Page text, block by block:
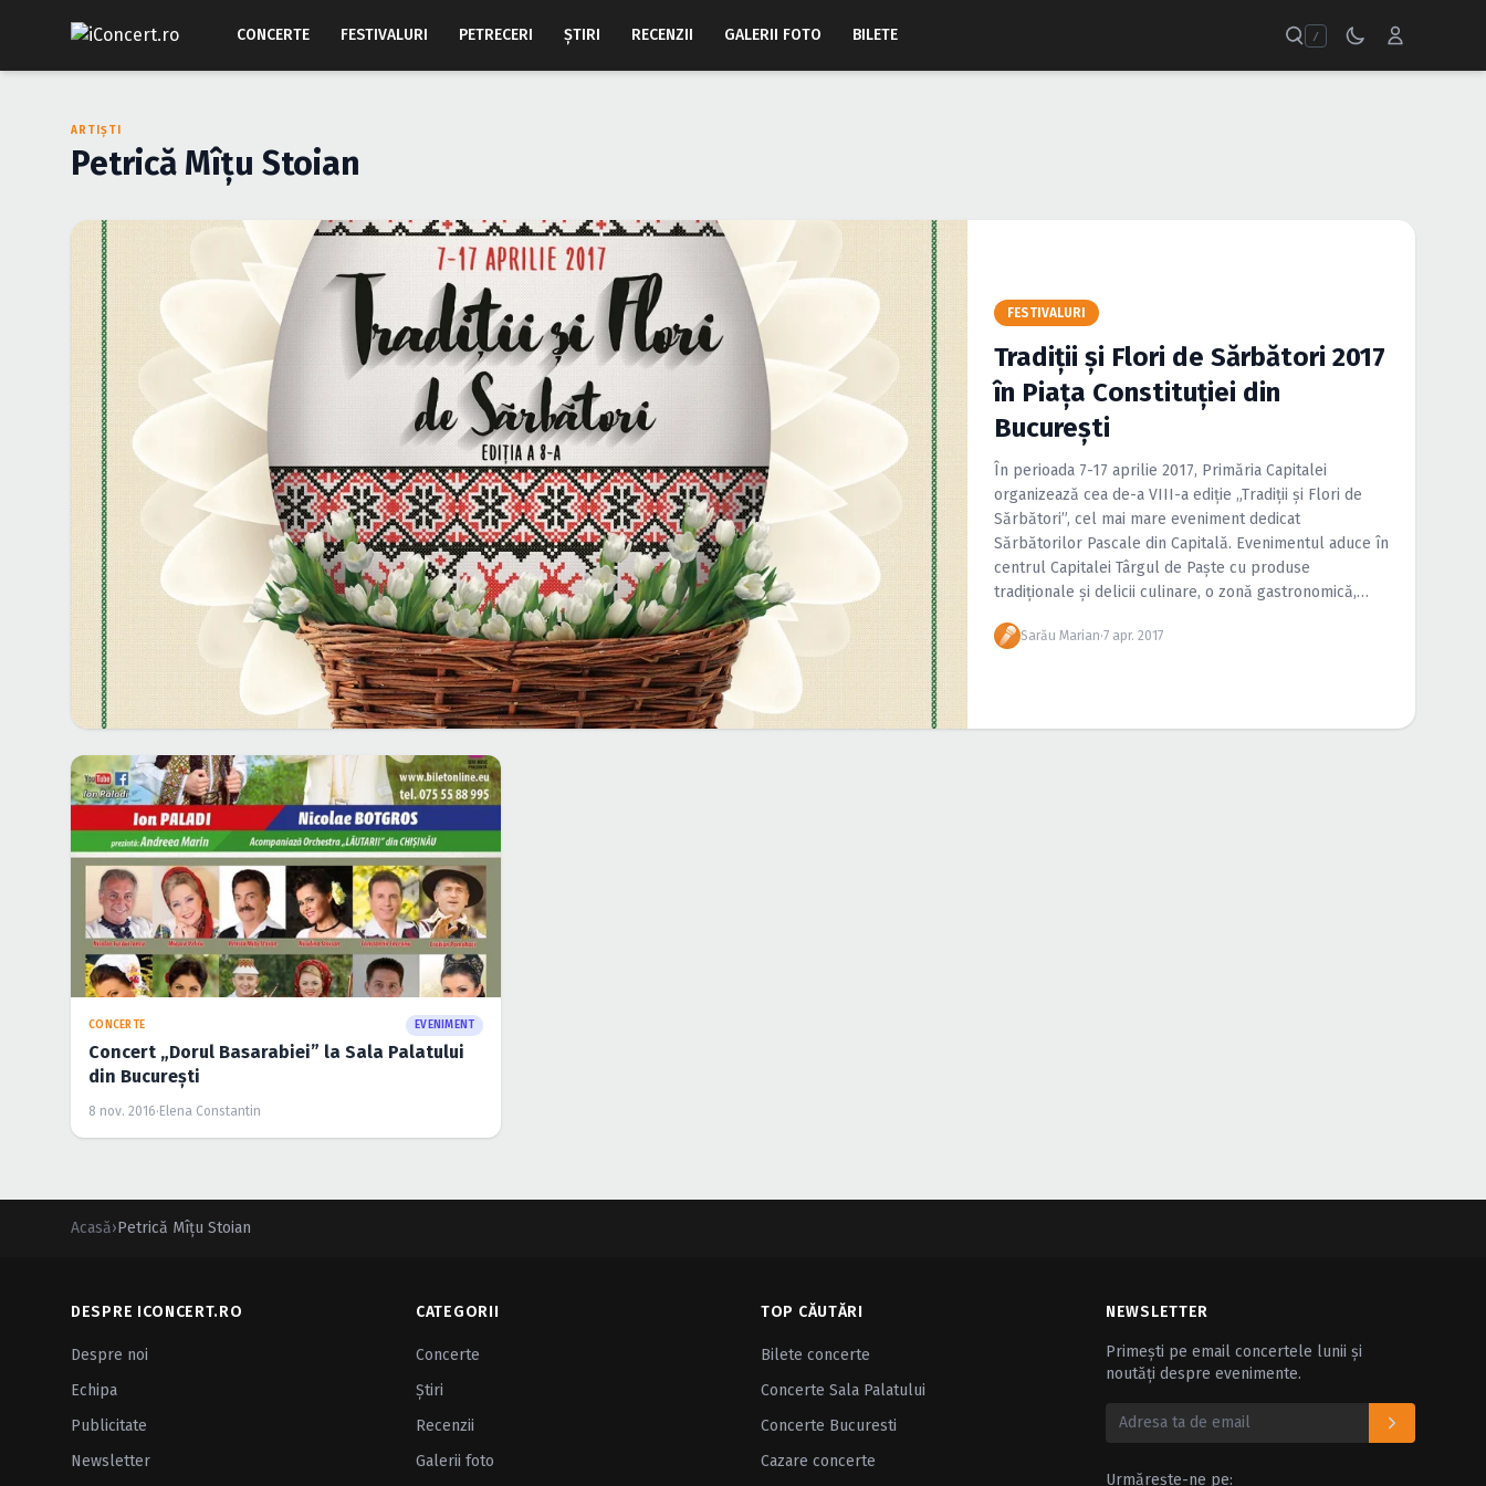
CONCERTE FESTIVALURI PETRECERI ŞTIRI RECENZII GALERII FOTO BILETE /
ARTIȘTI
Petrică Mîţu Stoian
FESTIVALURI
Tradiţii şi Flori de Sărbători 2017
în Piaţa Constituţiei din
Bucureşti
În perioada 7-17 aprilie 2017, Primăria Capitalei
organizează cea de-a VIII-a ediţie „Tradiţii şi Flori de
Sărbători”, cel mai mare eveniment dedicat
Sărbătorilor Pascale din Capitală. Evenimentul aduce în
centrul Capitalei Târgul de Paşte cu produse
tradiţionale şi delicii culinare, o zonă gastronomică,
expoziţie de iepuri şi […]
Sarău Marian·7 apr. 2017
CONCERTE EVENIMENT
Concert „Dorul Basarabiei” la Sala Palatului
din Bucureşti
8 nov. 2016·Elena Constantin
Acasă›Petrică Mîţu Stoian
DESPRE ICONCERT.RO
Despre noi
Echipa
Publicitate
Newsletter
CATEGORII
Concerte
Ştiri
Recenzii
Galerii foto
TOP CĂUTĂRI
Bilete concerte
Concerte Sala Palatului
Concerte Bucuresti
Cazare concerte
NEWSLETTER
Primești pe email concertele lunii și
noutăți despre evenimente.
Urmărește-ne pe: